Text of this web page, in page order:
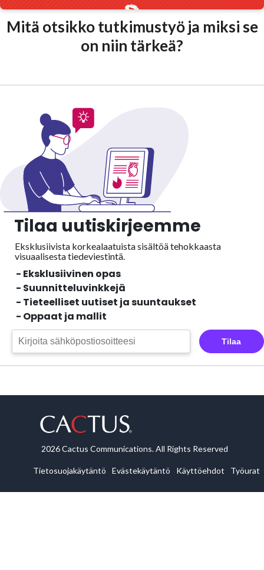
Mitä otsikko tutkimustyö ja miksi se
on niin tärkeä?
Tilaa uutiskirjeemme
Eksklusiivista korkealaatuista sisältöä tehokkaasta
visuaalisestatiedeviestintä.
- Eksklusiivinen opas
- Suunnitteluvinkkejä
- Tieteelliset uutiset ja suuntaukset
- Oppaat ja mallit
Tilaa
2026 Cactus Communications. All Rights Reserved
Tietosuojakäytäntö Evästekäytäntö Käyttöehdot Työurat